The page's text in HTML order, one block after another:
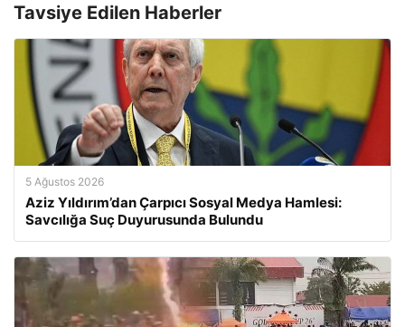
Tavsiye Edilen Haberler
5 Ağustos 2026
Aziz Yıldırım’dan Çarpıcı Sosyal Medya Hamlesi:
Savcılığa Suç Duyurusunda Bulundu